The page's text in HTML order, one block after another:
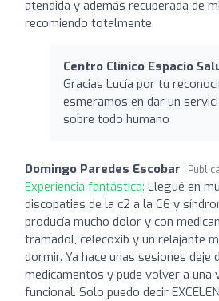
atendida y además recuperada de
recomiendo totalmente.
Centro Clínico Espacio
Gracias Lucía por tu
esmeramos en dar un
sobre todo humano
Domingo Paredes Escobar
Experiencia fantástica: Llegué en
discopatias de la c2 a la C6 y
producía mucho dolor y con
tramadol, celecoxib y un relajante
dormir. Ya hace unas sesiones deje
medicamentos y pude volver a una
funcional. Solo puedo decir